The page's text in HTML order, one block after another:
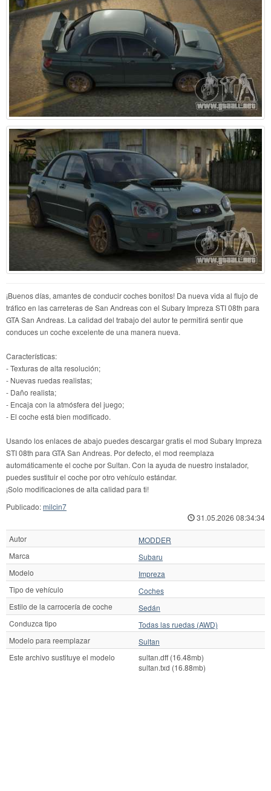
¡Buenos días, amantes de conducir coches bonitos! Da nueva vida al flujo de
tráfico en las carreteras de San Andreas con el Subary Impreza STI 08th para
GTA San Andreas. La calidad del trabajo del autor te permitirá sentir que
conduces un coche excelente de una manera nueva.
Características:
- Texturas de alta resolución;
- Nuevas ruedas realistas;
- Daño realista;
- Encaja con la atmósfera del juego;
- El coche está bien modificado.
Usando los enlaces de abajo puedes descargar gratis el mod Subary Impreza
STI 08th para GTA San Andreas. Por defecto, el mod reemplaza
automáticamente el coche por Sultan. Con la ayuda de nuestro instalador,
puedes sustituir el coche por otro vehículo estándar.
¡Solo modificaciones de alta calidad para ti!
Publicado:milcin7
31.05.2026 08:34:34
Autor
MODDER
Marca
Subaru
Modelo
Impreza
Tipo de vehículo
Coches
Estilo de la carrocería de coche
Sedán
Conduzca tipo
Todas las ruedas (AWD)
Modelo para reemplazar
Sultan
Este archivo sustituye el modelo
sultan.dff (16.48mb)
sultan.txd (16.88mb)